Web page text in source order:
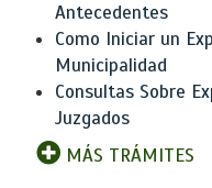
Antecedentes
Como Iniciar un
Municipalidad
Consultas Sobre
Juzgados
MÁS TRÁMITES